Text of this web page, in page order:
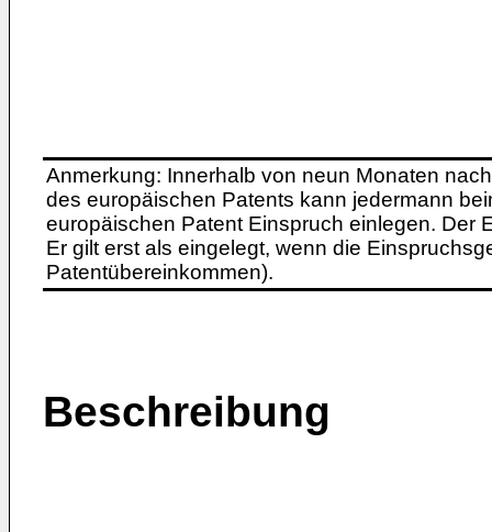
Anmerkung: Innerhalb von neun Monaten
des europäischen Patents kann jedermann
europäischen Patent Einspruch einlegen. Der
Er gilt erst als eingelegt, wenn die
Patentübereinkommen).
Beschreibung